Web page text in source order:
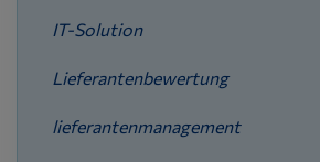
IT-Solution
Lieferantenbewertung
lieferantenmanagement